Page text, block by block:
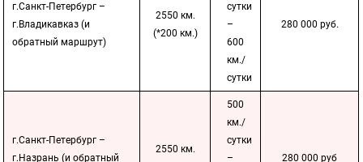
г.Санкт-Петербург –
г.Владикавказ (и
обратный маршрут)
2550 км.
(*200 км.)
сутки
–
600
км./
сутки
280 000 руб.
г.Санкт-Петербург –
г.Назрань (и обратный
2550 км.
500
км./
сутки
–
280 000 руб